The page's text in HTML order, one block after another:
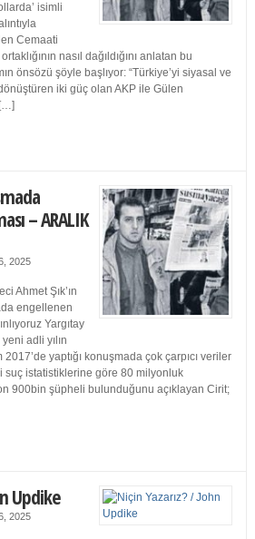
isimli
Cemaati
nasıl dağıldığını anlatan bu
önsözü şöyle başlıyor: “Türkiye’yi siyasal ve
iki güç olan AKP ile Gülen
– ARALIK
2025
Ahmet Şık’ın
engellenen
Yargıtay
adli yılın
2017’de yaptığı konuşmada çok çarpıcı veriler
suç istatistiklerine göre 80 milyonluk
900bin şüpheli bulunduğunu açıklayan Cirit;
Updike
2025